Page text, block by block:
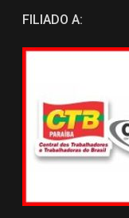
FILIADO A: